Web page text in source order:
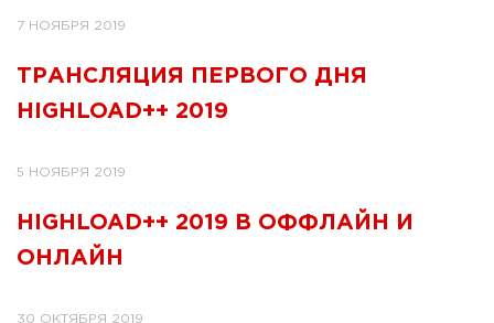
7 НОЯБРЯ 2019
ТРАНСЛЯЦИЯ ПЕРВОГО ДНЯ
HIGHLOAD++ 2019
5 НОЯБРЯ 2019
HIGHLOAD++ 2019 В ОФФЛАЙН И
ОНЛАЙН
30 ОКТЯБРЯ 2019